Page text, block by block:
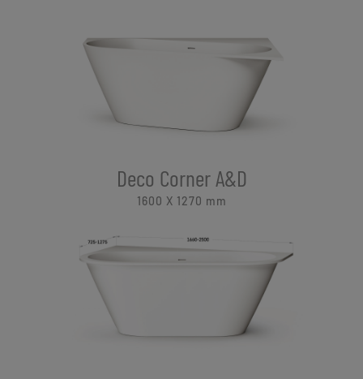
Deco Corner A&D
1600 X 1270 mm